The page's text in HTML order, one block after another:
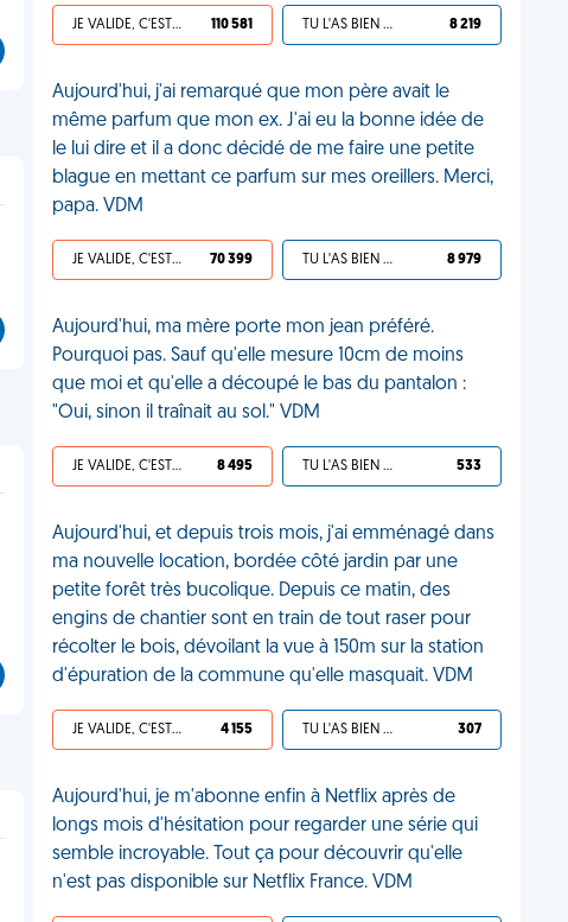
JE VALIDE, C'EST UNE VDM 110 581 TU L'AS BIEN MÉRITÉ 8 219
Aujourd'hui, j'ai remarqué que mon père avait le
même parfum que mon ex. J'ai eu la bonne idée de
le lui dire et il a donc décidé de me faire une petite
blague en mettant ce parfum sur mes oreillers. Merci,
papa. VDM
JE VALIDE, C'EST UNE VDM 70 399 TU L'AS BIEN MÉRITÉ 8 979
Aujourd'hui, ma mère porte mon jean préféré.
Pourquoi pas. Sauf qu'elle mesure 10cm de moins
que moi et qu'elle a découpé le bas du pantalon :
"Oui, sinon il traînait au sol." VDM
JE VALIDE, C'EST UNE VDM 8 495 TU L'AS BIEN MÉRITÉ 533
Aujourd'hui, et depuis trois mois, j'ai emménagé dans
ma nouvelle location, bordée côté jardin par une
petite forêt très bucolique. Depuis ce matin, des
engins de chantier sont en train de tout raser pour
récolter le bois, dévoilant la vue à 150m sur la station
d'épuration de la commune qu'elle masquait. VDM
JE VALIDE, C'EST UNE VDM 4 155 TU L'AS BIEN MÉRITÉ 307
Aujourd'hui, je m'abonne enfin à Netflix après de
longs mois d'hésitation pour regarder une série qui
semble incroyable. Tout ça pour découvrir qu'elle
n'est pas disponible sur Netflix France. VDM